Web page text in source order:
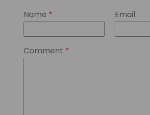
Name * Email
Comment *